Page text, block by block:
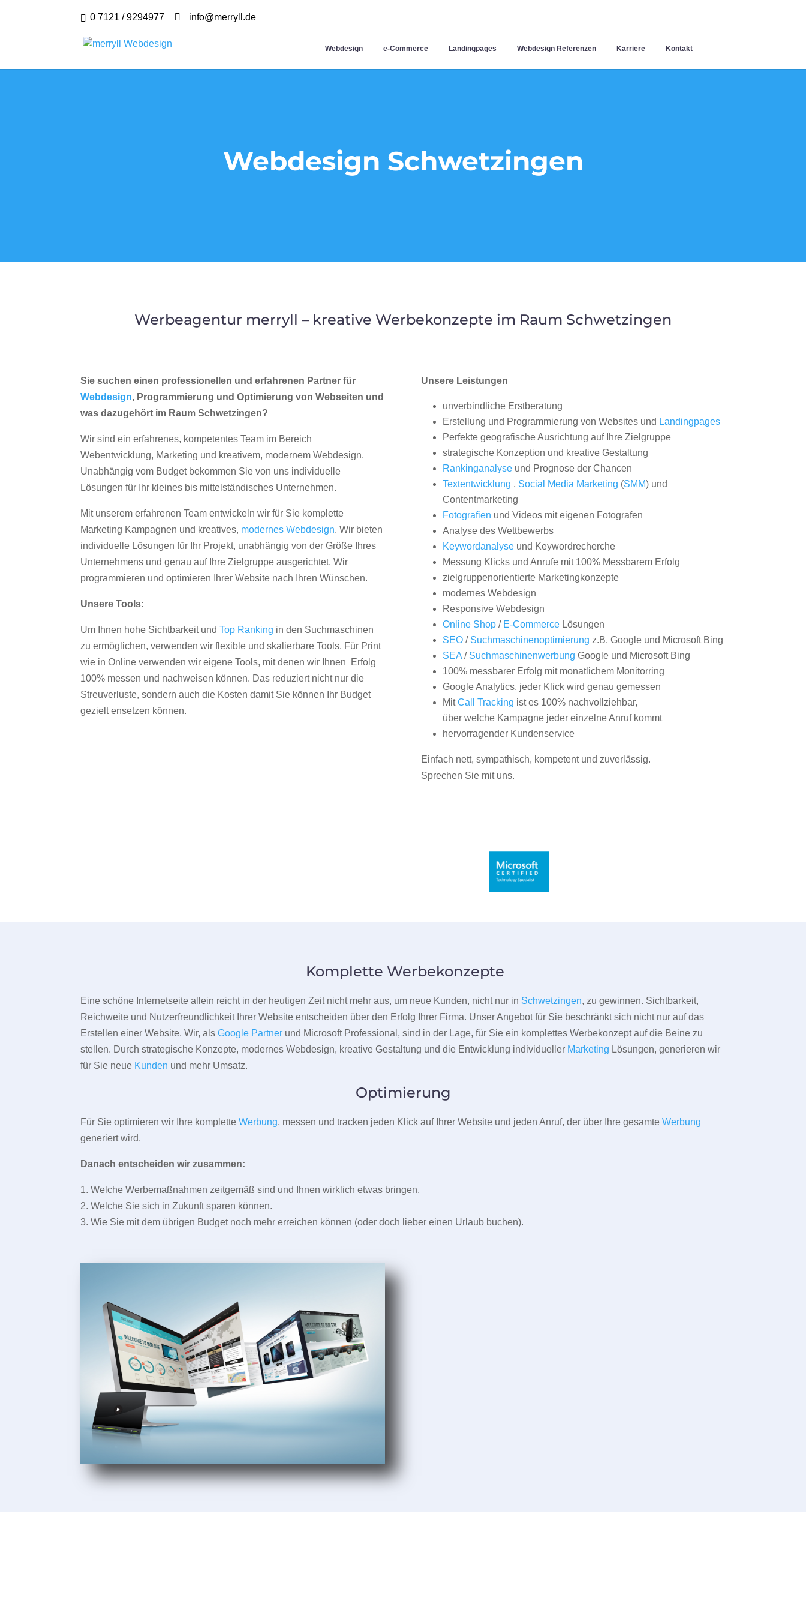
0 7121 / 9294977 info@merryll.de
Webdesign e-Commerce Landingpages Webdesign Referenzen Karriere Kontakt
Webdesign Schwetzingen
Werbeagentur merryll – kreative Werbekonzepte im Raum Schwetzingen
Sie suchen einen professionellen und erfahrenen Partner für
Webdesign, Programmierung und Optimierung von Webseiten und
was dazugehört im Raum Schwetzingen?
Wir sind ein erfahrenes, kompetentes Team im Bereich
Webentwicklung, Marketing und kreativem, modernem Webdesign.
Unabhängig vom Budget bekommen Sie von uns individuelle
Lösungen für Ihr kleines bis mittelständisches Unternehmen.
Mit unserem erfahrenen Team entwickeln wir für Sie komplette
Marketing Kampagnen und kreatives, modernes Webdesign. Wir bieten
individuelle Lösungen für Ihr Projekt, unabhängig von der Größe Ihres
Unternehmens und genau auf Ihre Zielgruppe ausgerichtet. Wir
programmieren und optimieren Ihrer Website nach Ihren Wünschen.
Unsere Tools:
Um Ihnen hohe Sichtbarkeit undTop Ranking in den Suchmaschinen
zu ermöglichen, verwenden wir flexible und skalierbare Tools. Für Print
wie in Online verwenden wir eigene Tools, mit denen wir Ihnen Erfolg
100% messen und nachweisen können. Das reduziert nicht nur die
Streuverluste, sondern auch die Kosten damit Sie können Ihr Budget
gezielt ensetzen können.
Unsere Leistungen
unverbindliche Erstberatung
Erstellung und Programmierung von Websites und Landingpages
Perfekte geografische Ausrichtung auf Ihre Zielgruppe
strategische Konzeption und kreative Gestaltung
Rankinganalyseund Prognose der Chancen
Textentwicklung , Social Media Marketing (SMM) und
Contentmarketing
Fotografien und Videos mit eigenen Fotografen
Analyse des Wettbewerbs
Keywordanalyseund Keywordrecherche
Messung Klicks und Anrufe mit 100% Messbarem Erfolg
zielgruppenorientierte Marketingkonzepte
modernes Webdesign
Responsive Webdesign
Online Shop/ E-CommerceLösungen
SEO/ Suchmaschinenoptimierung z.B. Google und Microsoft Bing
SEA/ Suchmaschinenwerbung Google und Microsoft Bing
100% messbarer Erfolg mit monatlichem Monitorring
Google Analytics, jeder Klick wird genau gemessen
MitCall Tracking ist es 100% nachvollziehbar,
über welche Kampagne jeder einzelne Anruf kommt
hervorragender Kundenservice
Einfach nett, sympathisch, kompetent und zuverlässig.
Sprechen Sie mit uns.
Komplette Werbekonzepte
Eine schöne Internetseite allein reicht in der heutigen Zeit nicht mehr aus, um neue Kunden, nicht nur in Schwetzingen, zu gewinnen. Sichtbarkeit,
Reichweite und Nutzerfreundlichkeit Ihrer Website entscheiden über den Erfolg Ihrer Firma. Unser Angebot für Sie beschränkt sich nicht nur auf das
Erstellen einer Website. Wir, alsGoogle Partner und Microsoft Professional, sind in der Lage, für Sie ein komplettes Werbekonzept auf die Beine zu
stellen. Durch strategische Konzepte, modernes Webdesign, kreative Gestaltung und die Entwicklung individueller Marketing Lösungen, generieren wir
für Sie neue Kunden und mehr Umsatz.
Optimierung
Für Sie optimieren wir Ihre kompletteWerbung, messen und tracken jeden Klick auf Ihrer Website und jeden Anruf, der über Ihre gesamteWerbung
generiert wird.
Danach entscheiden wir zusammen:
1. Welche Werbemaßnahmen zeitgemäß sind und Ihnen wirklich etwas bringen.
2. Welche Sie sich in Zukunft sparen können.
3. Wie Sie mit dem übrigen Budget noch mehr erreichen können (oder doch lieber einen Urlaub buchen).